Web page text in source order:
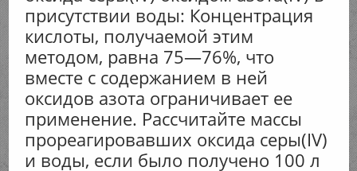
присутствии воды: Концентрация
кислоты, получаемой этим
методом, равна 75—76%, что
вместе с содержанием в ней
оксидов азота ограничивает ее
применение. Рассчитайте массы
прореагировавших оксида серы(IV)
и воды, если было получено 100 л